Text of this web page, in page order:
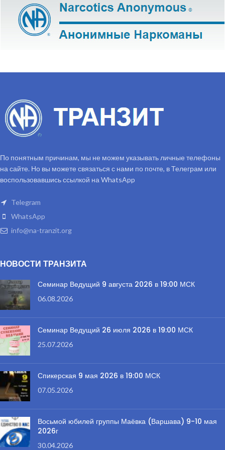
По понятным причинам, мы не можем указывать личные телефоны
на сайте. Но вы можете связаться с нами по почте, в Телеграм или
воспользовавшись ссылкой на WhatsApp
Telegram
WhatsApp
info@na-tranzit.org
НОВОСТИ ТРАНЗИТА
Семинар Ведущий 9 августа 2026 в 19:00 МСК
06.08.2026
Семинар Ведущий 26 июля 2026 в 19:00 МСК
25.07.2026
Спикерская 9 мая 2026 в 19:00 МСК
07.05.2026
Восьмой юбилей группы Маёвка (Варшава) 9-10 мая
2026г
30.04.2026